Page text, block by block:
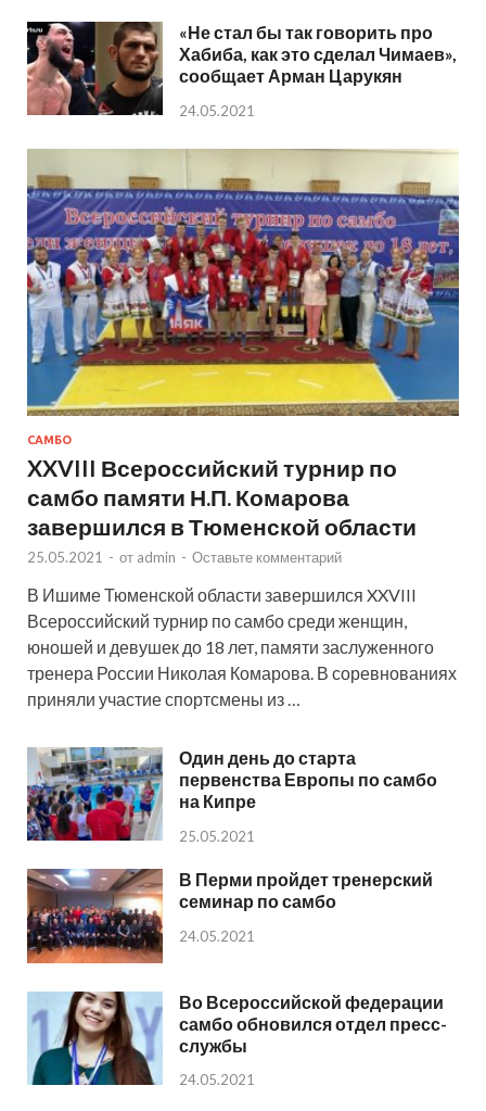
«Не стал бы так говорить про
Хабиба, как это сделал Чимаев»,
сообщает Арман Царукян
24.05.2021
САМБО
XXVIII Всероссийский турнир по
самбо памяти Н.П. Комарова
завершился в Тюменской области
25.05.2021 - от admin - Оставьте комментарий
В Ишиме Тюменской области завершился XXVIII
Всероссийский турнир по самбо среди женщин,
юношей и девушек до 18 лет, памяти заслуженного
тренера России Николая Комарова. В соревнованиях
приняли участие спортсмены из …
Один день до старта
первенства Европы по самбо
на Кипре
25.05.2021
В Перми пройдет тренерский
семинар по самбо
24.05.2021
Во Всероссийской федерации
самбо обновился отдел пресс-
службы
24.05.2021